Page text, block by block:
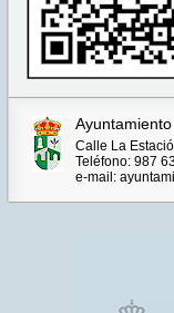
Calle La
Teléfono: 987
e-mail: